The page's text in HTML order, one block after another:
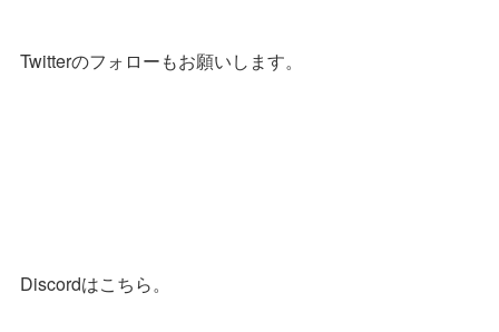
Twitterのフォローもお願いします。
Discordはこちら。